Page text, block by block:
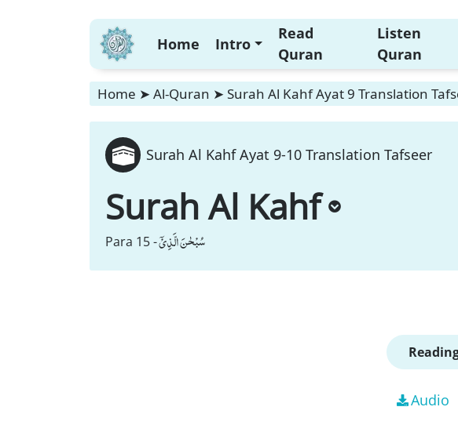
Home Intro
Read
Quran
Listen
Quran
Home ➤ Al-Quran ➤ Surah Al Kahf Ayat 9 Translation
Surah Al Kahf Ayat 9-10 Translation Tafseer
Surah Al Kahf
Para 15 -سُبْحٰنَ الَّذِیْۤ
Audio